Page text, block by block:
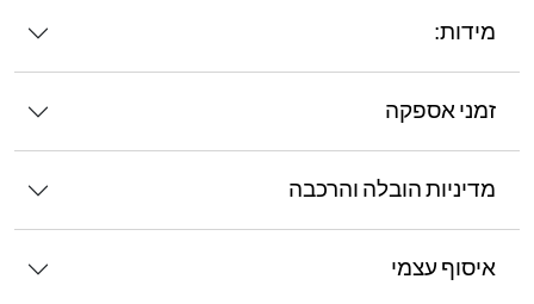
מידות:
זמני אספקה
מדיניות הובלה והרכבה
איסוף עצמי